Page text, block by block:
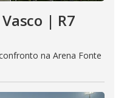
| R7
na Arena Fonte